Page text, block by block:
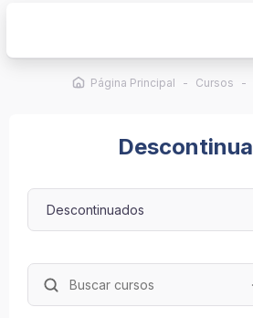
Página Principal Cursos
Categorías
Buscar cursos